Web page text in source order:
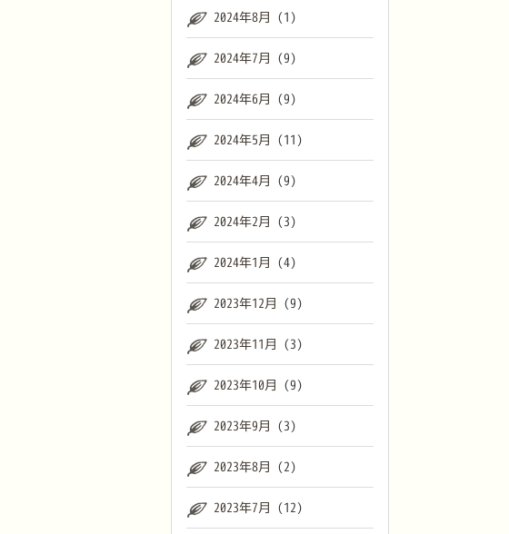
2024年8月 (1)
2024年7月 (9)
2024年6月 (9)
2024年5月 (11)
2024年4月 (9)
2024年2月 (3)
2024年1月 (4)
2023年12月 (9)
2023年11月 (3)
2023年10月 (9)
2023年9月 (3)
2023年8月 (2)
2023年7月 (12)